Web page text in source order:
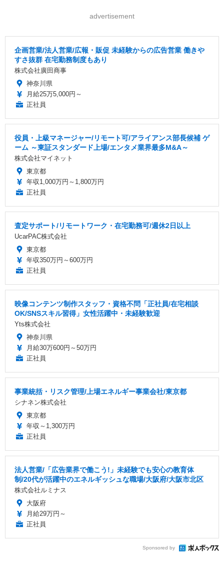
advertisement
企画営業/法人営業/広報・販促 未経験からの広告営業 働きや
すさ抜群 在宅勤務制度もあり
株式会社廣田商事
神奈川県
月給25万5,000円～
正社員
役員・上級マネージャー/リモート可/アライアンス部長候補 ゲ
ーム ～東証スタンダード上場/エンタメ業界最多M&A～
株式会社マイネット
東京都
年収1,000万円～1,800万円
正社員
査定サポート/リモートワーク・在宅勤務可/週休2日以上
UcarPAC株式会社
東京都
年収350万円～600万円
正社員
映像コンテンツ制作スタッフ・資格不問「正社員/在宅相談
OK/SNSスキル習得」女性活躍中・未経験歓迎
Yts株式会社
神奈川県
月給30万600円～50万円
正社員
事業統括・リスク管理/上場エネルギー事業会社/東京都
シナネン株式会社
東京都
年収～1,300万円
正社員
法人営業/「広告業界で働こう!」未経験でも安心の教育体
制/20代が活躍中のエネルギッシュな職場/大阪府/大阪市北区
株式会社ルミナス
大阪府
月給29万円～
正社員
Sponsored by